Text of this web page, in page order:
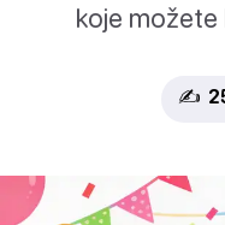
koje možete
✍️